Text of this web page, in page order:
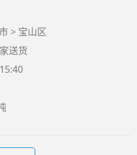
> 宝山区
送货